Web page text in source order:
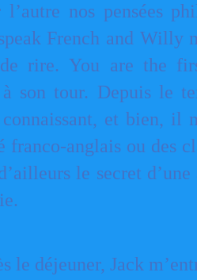
nos pensées
French and Willy
de rire.You are the
son tour. Depuis le
et bien, il
franco-anglais ou des
le secret
le déjeuner, Jack